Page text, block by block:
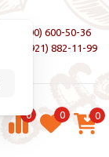
8 (800) 600-50-36
+7 (921) 882-11-99
0 0 0